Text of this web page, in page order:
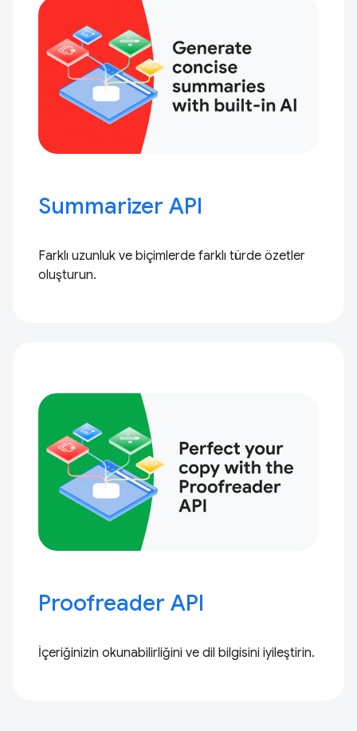
Summarizer API
Farklı uzunluk ve biçimlerde farklı türde özetler
oluşturun.
Proofreader API
İçeriğinizin okunabilirliğini ve dil bilgisini iyileştirin.